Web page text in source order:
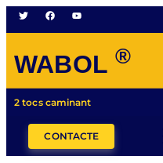
WABOL ®
2 tocs caminant
CONTACTE